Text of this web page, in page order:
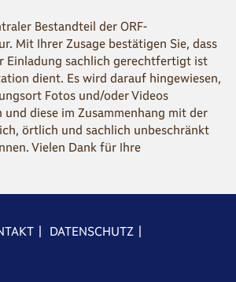
Bestandteil der ORF-
Mit Ihrer Zusage bestätigen Sie, dass
Einladung sachlich gerechtfertigt ist
dient. Es wird darauf hingewiesen,
Fotos und/oder Videos
diese im Zusammenhang mit der
örtlich und sachlich unbeschränkt
Vielen Dank für Ihre
| DATENSCHUTZ |